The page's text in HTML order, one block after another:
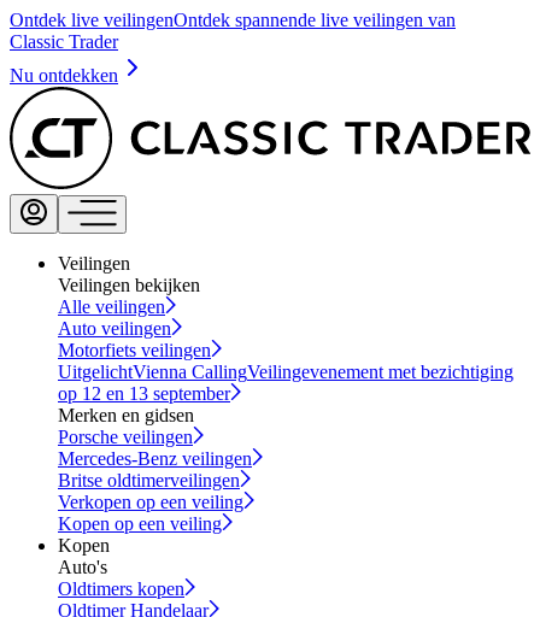
Ontdek live veilingenOntdek spannende live veilingen van
Classic Trader
Nu ontdekken
Veilingen
Veilingen bekijken
Alle veilingen
Auto veilingen
Motorfiets veilingen
UitgelichtVienna CallingVeilingevenement met bezichtiging
op 12 en 13 september
Merken en gidsen
Porsche veilingen
Mercedes-Benz veilingen
Britse oldtimerveilingen
Verkopen op een veiling
Kopen op een veiling
Kopen
Auto's
Oldtimers kopen
Oldtimer Handelaar